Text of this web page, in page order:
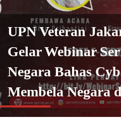
UPN Veteran
Gelar Webinar
Negara Bahas
Membela Negara